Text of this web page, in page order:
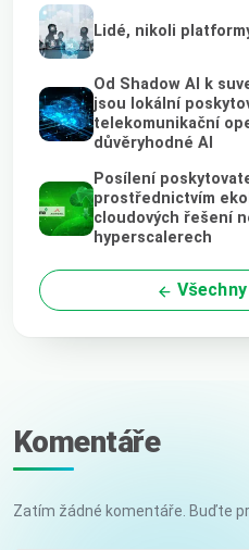
Lidé, nikoli
Od Shadow AI k
jsou lokální
telekomunikační
důvěryhodné AI
Posílení
prostřednictvím
cloudových řešení
hyperscalerech
Komentáře
Zatím žádné komentáře. Buďte